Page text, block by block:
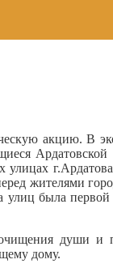
акцию. В
жителями
была
души и
дому.